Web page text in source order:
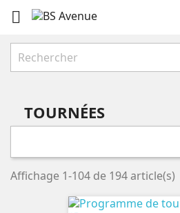

TOURNÉES
Affichage 1-104 de 194 article(s)